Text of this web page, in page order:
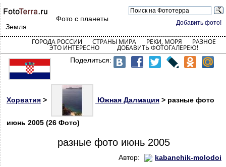
Добавить фото!
Фото с планеты
Земля
ГОРОДА РОССИИ СТРАНЫ МИРА РЕКИ, МОРЯ РАЗНОЕ
ЭТО ИНТЕРЕСНО ДОБАВИТЬ ФОТОГАЛЕРЕЮ!
Поделиться:
Хорватия > Южная Далмация > разные фото
июнь 2005 (26 Фото)
разные фото июнь 2005
Автор:
kabanchik-molodoi